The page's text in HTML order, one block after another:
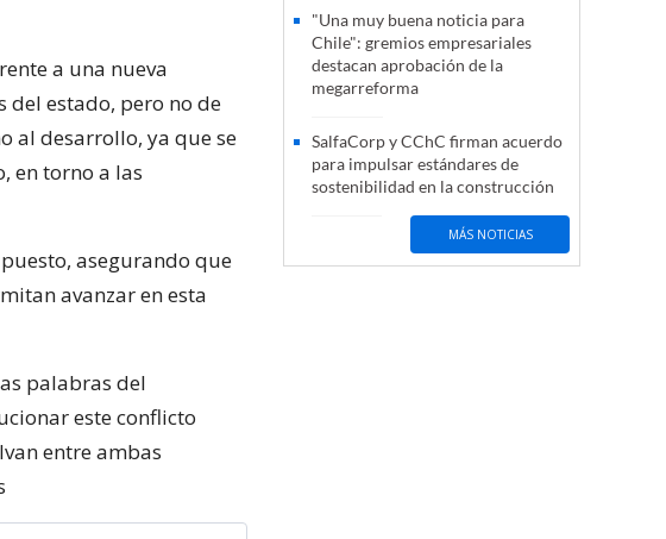
a una nueva
del estado, pero no de
al desarrollo, ya que se
en torno a las
asegurando que
avanzar en esta
palabras del
este conflicto
entre ambas
"Una muy buena noticia para
Chile": gremios empresariales
destacan aprobación de la
megarreforma
SalfaCorp y CChC firman acuerdo
para impulsar estándares de
sostenibilidad en la construcción
MÁS NOTICIAS